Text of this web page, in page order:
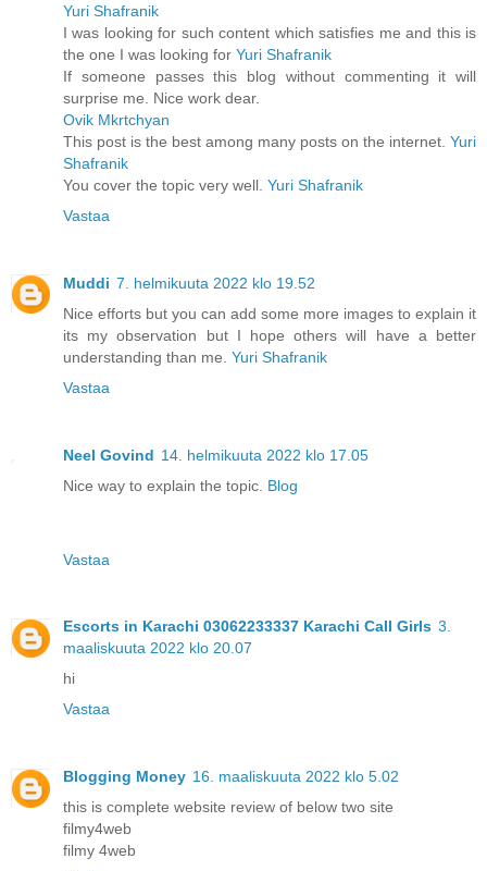
Yuri Shafranik
I was looking for such content which satisfies me and this is
the one I was looking for Yuri Shafranik
If someone passes this blog without commenting it will
surprise me. Nice work dear.
Ovik Mkrtchyan
This post is the best among many posts on the internet. Yuri
Shafranik
You cover the topic very well. Yuri Shafranik
Vastaa
Muddi 7. helmikuuta 2022 klo 19.52
Nice efforts but you can add some more images to explain it
its my observation but I hope others will have a better
understanding than me. Yuri Shafranik
Vastaa
Neel Govind 14. helmikuuta 2022 klo 17.05
Nice way to explain the topic. Blog
Vastaa
Escorts in Karachi 03062233337 Karachi Call Girls 3.
maaliskuuta 2022 klo 20.07
hi
Vastaa
Blogging Money 16. maaliskuuta 2022 klo 5.02
this is complete website review of below two site
filmy4web
filmy 4web